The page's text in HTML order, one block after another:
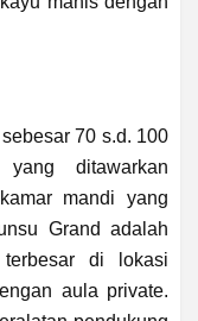
70 s.d. 100
ditawarkan
mandi yang
Grand adalah
di lokasi
aula private.